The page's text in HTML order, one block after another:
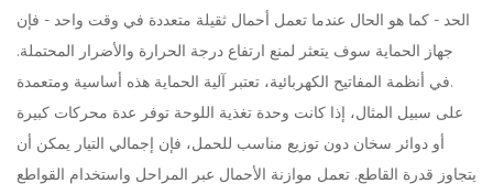
الحد - كما هو الحال عندما تعمل أحمال ثقيلة متعددة في وقت واحد - فإن
جهاز الحماية سوف يتعثر لمنع ارتفاع درجة الحرارة والأضرار المحتملة.
في أنظمة المفاتيح الكهربائية، تعتبر آلية الحماية هذه أساسية ومتعمدة.
على سبيل المثال، إذا كانت وحدة تغذية اللوحة توفر عدة محركات كبيرة
أو دوائر سخان دون توزيع مناسب للحمل، فإن إجمالي التيار يمكن أن
يتجاوز قدرة القاطع. تعمل موازنة الأحمال عبر المراحل واستخدام القواطع